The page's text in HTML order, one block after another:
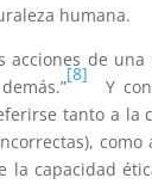
humana.
acciones de
[8]
Y
tanto a la
la capacidad